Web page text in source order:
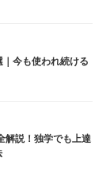
今も使われ続ける
解説！独学でも上達